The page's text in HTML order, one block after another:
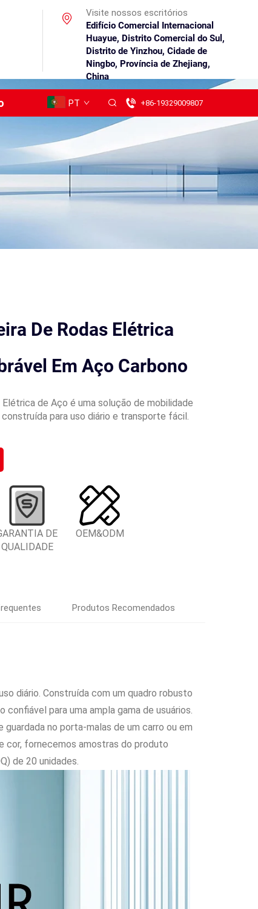
Visite nossos escritórios
Edifício Comercial Internacional
Huayue, Distrito Comercial do Sul,
Distrito de Yinzhou, Cidade de
Ningbo, Província de Zhejiang,
China
PT +86-19329009807
De Rodas Elétrica
Em Aço Carbono
Elétrica de Aço é uma solução de mobilidade
para uso diário e transporte fácil.
DE
QUALIDADE
OEM&ODM
Produtos Recomendados
diário. Construída com um quadro robusto
para uma ampla gama de usuários.
no porta-malas de um carro ou em
cor, fornecemos amostras do produto
de 20 unidades.